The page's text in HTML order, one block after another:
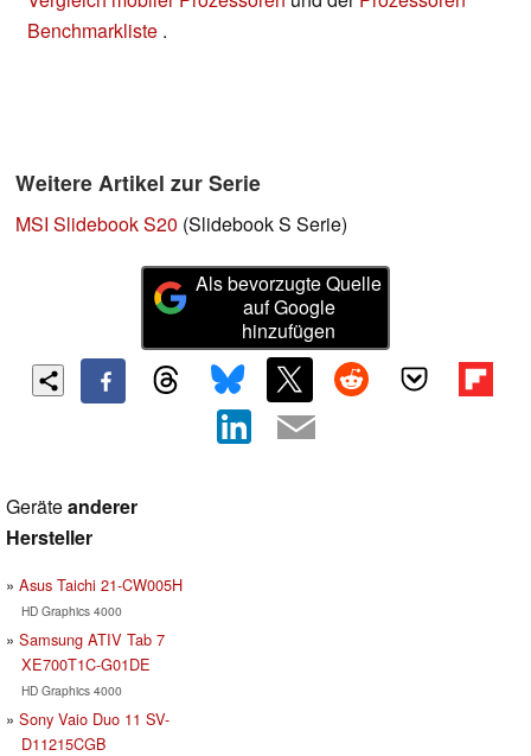
Benchmarkliste .
Weitere Artikel zur Serie
MSI Slidebook S20 (Slidebook S Serie)
Als bevorzugte Quelle
auf Google
hinzufügen
Geräteanderer
Hersteller
Asus Taichi 21-CW005H
HD Graphics 4000
Samsung ATIV Tab 7
XE700T1C-G01DE
HD Graphics 4000
Sony Vaio Duo 11 SV-
D11215CGB